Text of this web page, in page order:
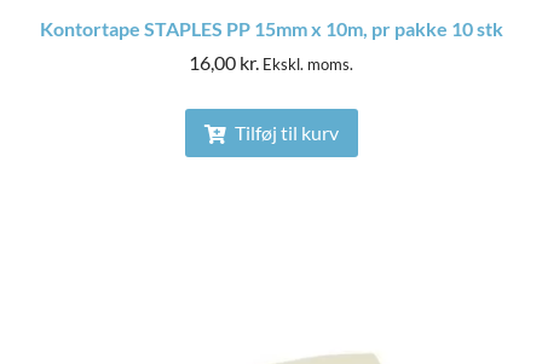
Kontortape STAPLES PP 15mm x 10m, pr pakke 10 stk
16,00 kr. Ekskl. moms.
Tilføj til kurv